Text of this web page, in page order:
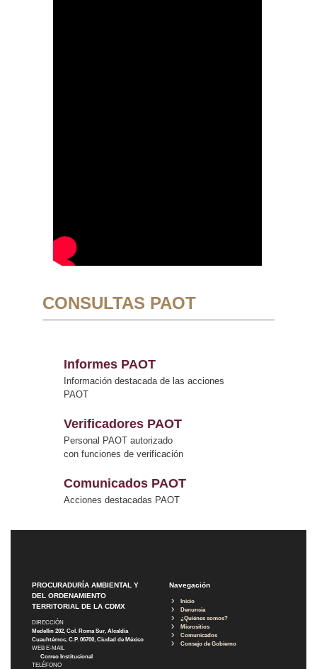
CONSULTAS PAOT
Informes PAOT
Información destacada de las acciones
PAOT
Verificadores PAOT
Personal PAOT autorizado
con funciones de verificación
Comunicados PAOT
Acciones destacadas PAOT
PROCURADURÍA AMBIENTAL Y
DEL ORDENAMIENTO
TERRITORIAL DE LA CDMX
DIRECCIÓN
Medellín 202, Col. Roma Sur, Alcaldía
Cuauhtémoc, C.P. 06700, Ciudad de México
WEB E-MAIL
Correo Institucional
TELÉFONO
Navegación
Inicio
Denuncia
¿Quiénes somos?
Micrositios
Comunicados
Consejo de Gobierno